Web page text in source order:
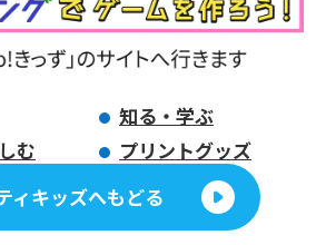
知る・学ぶ
む
プリントグッズ
ィキッズへもどる